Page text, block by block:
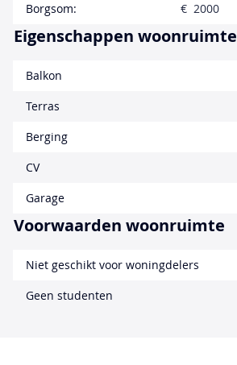
Borgsom:
€ 2000
Eigenschappen woonruimte
Balkon
Terras
Berging
CV
Garage
Voorwaarden woonruimte
Niet geschikt voor woningdelers
Geen studenten